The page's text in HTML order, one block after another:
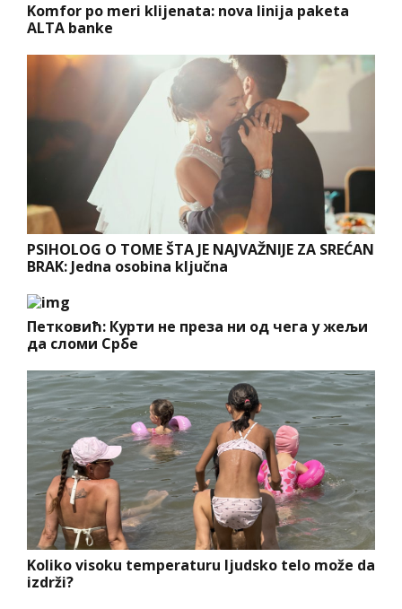
Komfor po meri klijenata: nova linija paketa
ALTA banke
PSIHOLOG O TOME ŠTA JE NAJVAŽNIJE ZA SREĆAN
BRAK: Jedna osobina ključna
Петковић: Курти не преза ни од чега у жељи
да сломи Србе
Koliko visoku temperaturu ljudsko telo može da
izdrži?